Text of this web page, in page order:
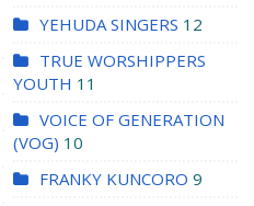
YEHUDA SINGERS 12
TRUE WORSHIPPERS
YOUTH 11
VOICE OF GENERATION
(VOG) 10
FRANKY KUNCORO 9